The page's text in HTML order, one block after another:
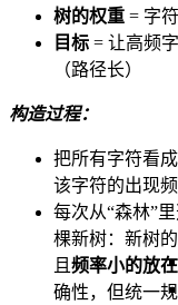
树的权重 = 字
目标 = 让高频
（路径长）
构造过程：
把所有字符看
该字符的出现频
每次从“森林”
棵新树：新树
且 频率小的放
确性，但统一